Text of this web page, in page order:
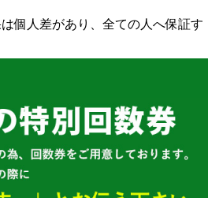
個人差があり、全ての人へ保証す